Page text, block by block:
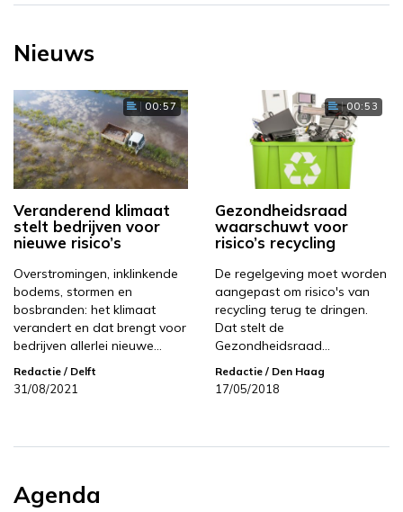
Nieuws
00:57
Veranderend klimaat
stelt bedrijven voor
nieuwe risico’s
Overstromingen, inklinkende
bodems, stormen en
bosbranden: het klimaat
verandert en dat brengt voor
bedrijven allerlei nieuwe…
Redactie / Delft
31/08/2021
00:53
Gezondheidsraad
waarschuwt voor
risico’s recycling
De regelgeving moet worden
aangepast om risico's van
recycling terug te dringen.
Dat stelt de
Gezondheidsraad…
Redactie / Den Haag
17/05/2018
Agenda